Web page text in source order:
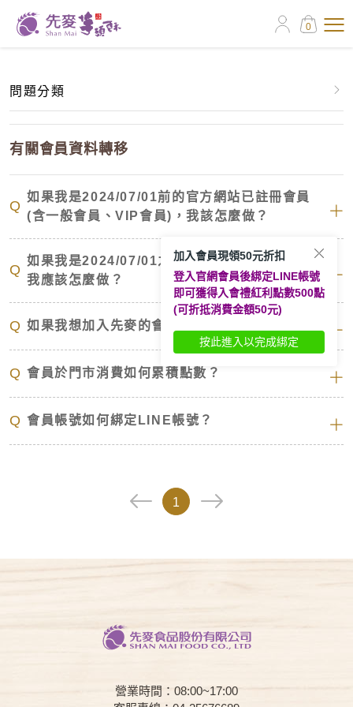
0
問題分類
有關會員資料轉移
關於線上訂購
關於先麥芋頭酥
有關會員資料轉移
Q
如果我是2024/07/01前的官方網站已註冊會員
(含一般會員、VIP會員)，我該怎麼做？
Q
如果我是2024/07/01之前就註冊的實體卡會員，
我應該怎麼做？
Q 如果我想加入先麥的會員，要如何註冊？
Q 會員於門市消費如何累積點數？
Q 會員帳號如何綁定LINE帳號？
1
營業時間：08:00~17:00
加入會員現領50元折扣
登入官網會員後綁定LINE帳號
即可獲得入會禮紅利點數500點
(可折抵消費金額50元)
按此進入以完成綁定